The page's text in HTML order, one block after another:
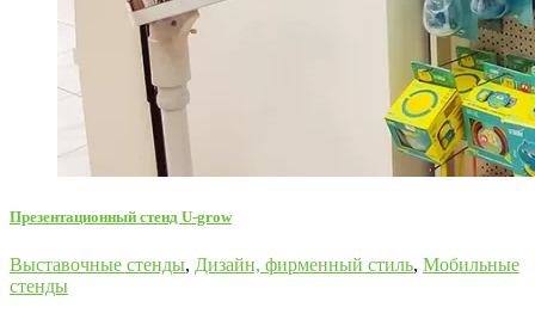
Презентационный стенд U-grow
Выставочные стенды, Дизайн, фирменный стиль, Мобильные
стенды